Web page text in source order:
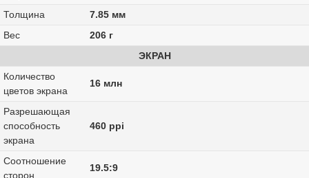
Толщина
7.85 мм
Вес
206 г
ЭКРАН
Количество
цветов экрана
16 млн
Разрешающая
способность
экрана
460 ppi
Соотношение
сторон
19.5:9